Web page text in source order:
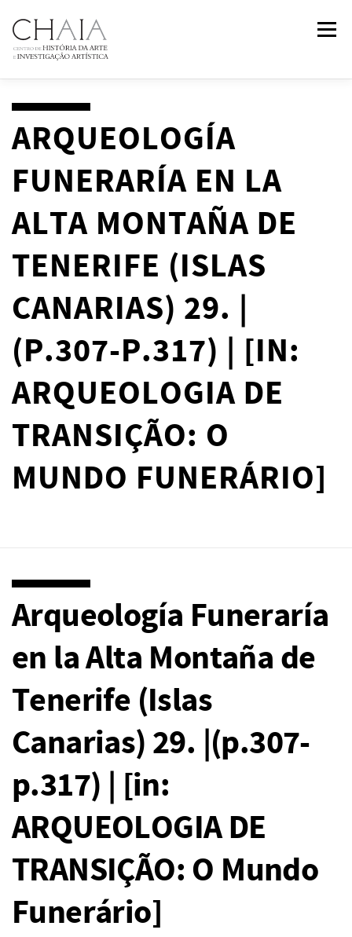
para
conteúdo
Menu
PUBLICAÇÕES NOTÍCIAS EVENTOS IN2PAST
ARQUEOLOGÍA
FUNERARÍA EN LA
ALTA MONTAÑA DE
TENERIFE (ISLAS
CANARIAS) 29. |
(P.307-P.317) | [IN:
ARQUEOLOGIA DE
TRANSIÇÃO: O
MUNDO FUNERÁRIO]
Arqueología Funeraría
en la Alta Montaña de
Tenerife (Islas
Canarias) 29. |(p.307-
p.317) | [in:
ARQUEOLOGIA DE
TRANSIÇÃO: O Mundo
Funerário]